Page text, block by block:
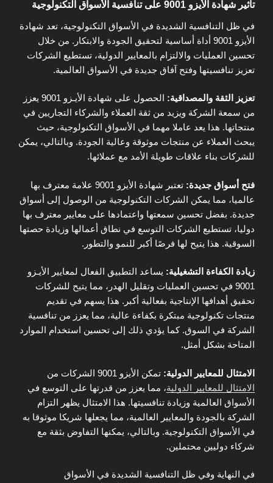
تأثير شهادة الأيزو 9001 على تنافسية الأسواق التكنولوجية
في ظل التنافسية الشديدة في الأسواق التكنولوجية، تعد شهادة
الأيزو 9001 أداة أساسية لتحقيق الجودة والابتكار. من خلال
تحسين العمليات والالتزام بالمعايير الدولية، تستطيع الشركات
تعزيز تنافسيتها وفتح آفاق جديدة في الأسواق العالمية.
تعزيز الثقة والمصداقية:
الحصول على شهادة الأيـزو 9001 يعزز
من سمعة الشركة ويزيد من ثقة العملاء والشركاء التجاريين في
منتجاتها. هذا يعد عاملا مهما في الأسواق التكنولوجية، حيث
يبحث العملاء عن منتجات موثوقة وعالية الجودة. وبالتالي، يمكن
للشركات بناء علاقات طويلة الأمد مع عملائها.
فتح أسواق جديدة:
تعتبر شهادة الأيزو 9001 علامة معترف بها
عالميا، مما يمكن الشركات التكنولوجية من الوصول إلى أسواق
جديدة. بفضل تحسين سمعتها واعتمادها على معايير معترف بها
دوليا، تستطيع الشركات التوسع في نطاق أعمالها وزيادة حصتها
السوقية. هذا يتيح لها فرصًا أكبر للنمو والتطور.
زيادة الكفاءة التشغيلية: يساعد التطبيق الفعال لمعايير الأيـزو
9001 في تحسين العمليات وتقليل الهدر، مما يتيح للشركات
تحقيق أهدافها الإنتاجية بفعالية أكبر. هذا يسهم في تقديم
منتجات تكنولوجية مبتكرة بكفاءة عالية، مما يعزز من تنافسية
الشركة في السوق. كما يؤدي ذلك إلى تحسين استخدام الموارد
المتاحة بشكل أمثل.
الامتثال للمعايير الدولية: تمكن الأيزو 9001 الشركات من
الامتثال للمعايير الدولية، مما يعزز من قدرتها على التوسع في
الأسواق العالمية وزيادة تنافسيتها. هذا الامتثال يظهر التزام
الشركة بالجودة والمعايير العالمية، مما يجعلها شريكا موثوقا به
في الأسواق التكنولوجية. وبالتالي، يمكنها التفاوض بثقة مع
شركاء دوليين محتملين.
في النهاية وفي ظل التنافسية الشديدة في الأسواق